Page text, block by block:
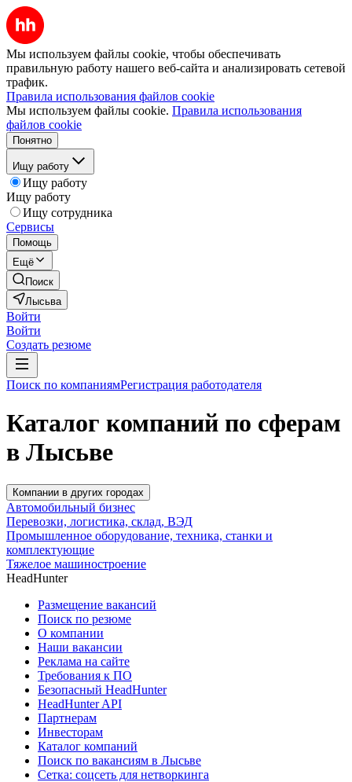
Мы используем файлы cookie, чтобы обеспечивать
правильную работу нашего веб-сайта и анализировать сетевой
трафик.
Правила использования файлов cookie
Мы используем файлы cookie. Правила использования
файлов cookie
Понятно
Ищу работу
Ищу работу
Ищу работу
Ищу сотрудника
Сервисы
Помощь
Ещё
Поиск
Лысьва
Войти
Войти
Создать резюме
Поиск по компаниямРегистрация работодателя
Каталог компаний по сферам
в Лысьве
Компании в других городах
Автомобильный бизнес
Перевозки, логистика, склад, ВЭД
Промышленное оборудование, техника, станки и
комплектующие
Тяжелое машиностроение
HeadHunter
Размещение вакансий
Поиск по резюме
О компании
Наши вакансии
Реклама на сайте
Требования к ПО
Безопасный HeadHunter
HeadHunter API
Партнерам
Инвесторам
Каталог компаний
Поиск по вакансиям в Лысьве
Сетка: соцсеть для нетворкинга